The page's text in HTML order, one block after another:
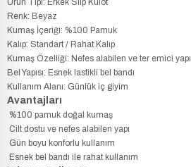
Ürün Tipi: Erkek Slip Külot
Renk: Beyaz
Kumaş İçeriği: %100 Pamuk
Kalıp: Standart / Rahat Kalıp
Kumaş Özelliği: Nefes alabilen ve ter emici yapı
Bel Yapısı: Esnek lastikli bel bandı
Kullanım Alanı: Günlük iç giyim
Avantajları
%100 pamuk doğal kumaş
Cilt dostu ve nefes alabilen yapı
Gün boyu konforlu kullanım
Esnek bel bandı ile rahat kullanım